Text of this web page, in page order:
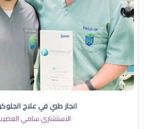
انجاز طبي في علاج
الاستشاري سامي